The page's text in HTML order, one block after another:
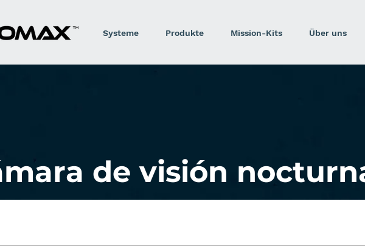
Systeme Produkte Mission-Kits Über uns
de visión